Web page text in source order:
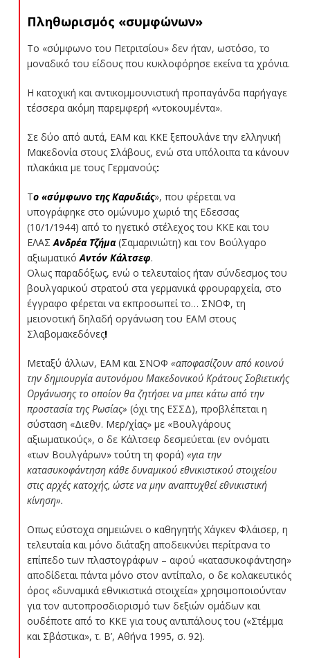
Πληθωρισμός «συμφώνων»
Το «σύμφωνο του Πετριτσίου» δεν ήταν, ωστόσο, το
μοναδικό του είδους που κυκλοφόρησε εκείνα τα χρόνια.
Η κατοχική και αντικομμουνιστική προπαγάνδα παρήγαγε
τέσσερα ακόμη παρεμφερή «ντοκουμέντα».
Σε δύο από αυτά, ΕΑΜ και ΚΚΕ ξεπουλάνε την ελληνική
Μακεδονία στους Σλάβους, ενώ στα υπόλοιπα τα κάνουν
πλακάκια με τους Γερμανούς:
Το «σύμφωνο της Καρυδιάς», που φέρεται να
υπογράφηκε στο ομώνυμο χωριό της Εδεσσας
(10/1/1944) από το ηγετικό στέλεχος του ΚΚΕ και του
ΕΛΑΣΑνδρέα Τζήμα(Σαμαρινιώτη) και τον Βούλγαρο
αξιωματικόΑντόν Κάλτσεφ.
Ολως παραδόξως, ενώ ο τελευταίος ήταν σύνδεσμος του
βουλγαρικού στρατού στα γερμανικά φρουραρχεία, στο
έγγραφο φέρεται να εκπροσωπεί το… ΣΝΟΦ, τη
μειονοτική δηλαδή οργάνωση του ΕΑΜ στους
Σλαβομακεδόνες!
Μεταξύ άλλων, ΕΑΜ και ΣΝΟΦ «αποφασίζουν από κοινού
την δημιουργία αυτονόμου Μακεδονικού Κράτους Σοβιετικής
Οργάνωσης το οποίον θα ζητήσει να μπει κάτω από την
προστασία της Ρωσίας» (όχι της ΕΣΣΔ), προβλέπεται η
σύσταση «Διεθν. Μερ/χίας» με «Βουλγάρους
αξιωματικούς», ο δε Κάλτσεφ δεσμεύεται (εν ονόματι
«των Βουλγάρων» τούτη τη φορά) «για την
κατασυκοφάντηση κάθε δυναμικού εθνικιστικού στοιχείου
στις αρχές κατοχής, ώστε να μην αναπτυχθεί εθνικιστική
κίνηση».
Οπως εύστοχα σημειώνει ο καθηγητής Χάγκεν Φλάισερ, η
τελευταία και μόνο διάταξη αποδεικνύει περίτρανα το
επίπεδο των πλαστογράφων – αφού «κατασυκοφάντηση»
αποδίδεται πάντα μόνο στον αντίπαλο, ο δε κολακευτικός
όρος «δυναμικά εθνικιστικά στοιχεία» χρησιμοποιούνταν
για τον αυτοπροσδιορισμό των δεξιών ομάδων και
ουδέποτε από το ΚΚΕ για τους αντιπάλους του («Στέμμα
και Σβάστικα», τ. Β’, Αθήνα 1995, σ. 92).